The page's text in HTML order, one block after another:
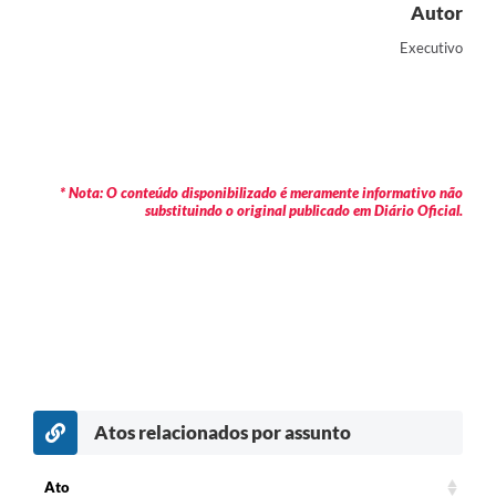
Autor
Executivo
* Nota: O conteúdo disponibilizado é meramente informativo não
substituindo o original publicado em Diário Oficial.
Atos relacionados por assunto
Ato